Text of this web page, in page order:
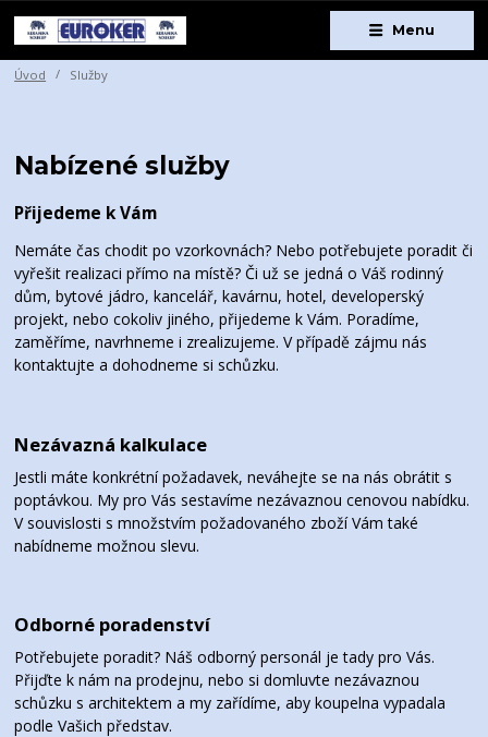
Menu
Úvod Služby
Nabízené služby
Přijedeme k Vám
Nemáte čas chodit po vzorkovnách? Nebo potřebujete poradit či
vyřešit realizaci přímo na místě? Či už se jedná o Váš rodinný
dům, bytové jádro, kancelář, kavárnu, hotel, developerský
projekt, nebo cokoliv jiného, přijedeme k Vám. Poradíme,
zaměříme, navrhneme i zrealizujeme. V případě zájmu nás
kontaktujte a dohodneme si schůzku.
Nezávazná kalkulace
Jestli máte konkrétní požadavek, neváhejte se na nás obrátit s
poptávkou. My pro Vás sestavíme nezávaznou cenovou nabídku.
V souvislosti s množstvím požadovaného zboží Vám také
nabídneme možnou slevu.
Odborné poradenství
Potřebujete poradit? Náš odborný personál je tady pro Vás.
Přijďte k nám na prodejnu, nebo si domluvte nezávaznou
schůzku s architektem a my zařídíme, aby koupelna vypadala
podle Vašich představ.